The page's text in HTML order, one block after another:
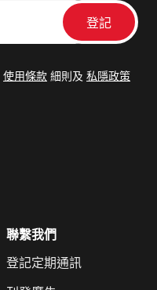
使用條款 細則及 私隱政策
聯繫我們
登記定期通訊